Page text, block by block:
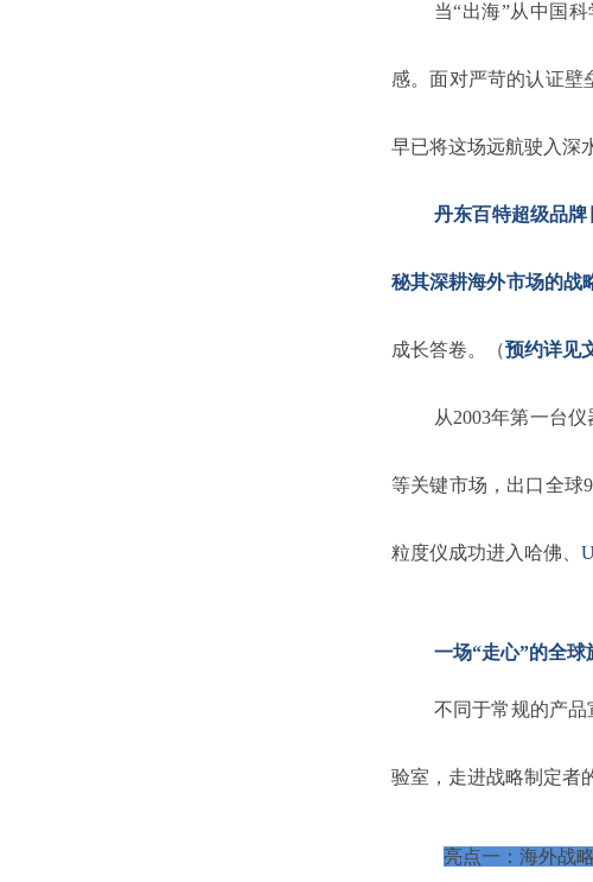
当“出海”从中国
感。面对严苛的认证壁
早已将这场远航驶入深
丹东百特超级品
秘其深耕海外市场的战
成长答卷。（预约详见
从2003年第一台
等关键市场，出口全
粒度仪成功进入哈佛、
一场“走心”的全
不同于常规的产
验室，走进战略制定者
亮点一：海外战